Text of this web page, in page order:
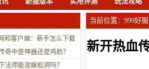
当前位置： 999好服
新开热血
和客户端：新手怎么下载
奇中是神器还是鸡肋？
法师能混蜈蚣洞吗？